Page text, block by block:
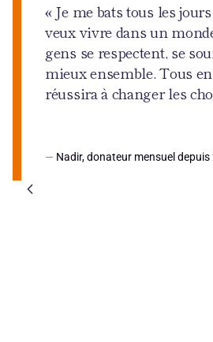
« Je me bats tous les
veux vivre dans un
gens se respectent, se
mieux ensemble. Tous
réussira à changer les
— Nadir, donateur mensuel depuis